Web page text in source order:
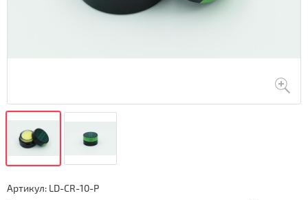
Артикул: LD-CR-10-P